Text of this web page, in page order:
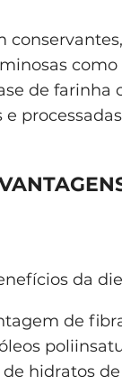
de farinha
da
de
hidratos